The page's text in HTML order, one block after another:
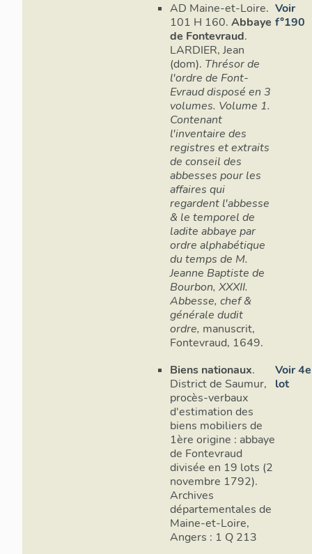
AD Maine-et-Loire.
101 H 160. Abbaye
de Fontevraud.
LARDIER, Jean
(dom). Thrésor de
l'ordre de Font-
Evraud disposé en 3
volumes. Volume 1.
Contenant
l'inventaire des
registres et extraits
de conseil des
abbesses pour les
affaires qui
regardent l'abbesse
& le temporel de
ladite abbaye par
ordre alphabétique
du temps de M.
Jeanne Baptiste de
Bourbon, XXXII.
Abbesse, chef &
générale dudit
ordre, manuscrit,
Fontevraud, 1649.
Voir
f°190
Biens nationaux.
District de Saumur,
procès-verbaux
d'estimation des
biens mobiliers de
1ère origine : abbaye
de Fontevraud
divisée en 19 lots (2
novembre 1792).
Archives
départementales de
Maine-et-Loire,
Angers : 1 Q 213
Voir 4e
lot